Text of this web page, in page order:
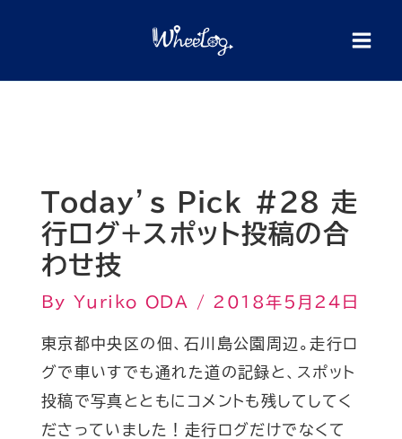
Today’s Pick #28 走
行ログ+スポット投稿の合
わせ技
By Yuriko ODA / 2018年5月24日
東京都中央区の佃、石川島公園周辺。走行ロ
グで車いすでも通れた道の記録と、スポット
投稿で写真とともにコメントも残してしてく
ださっていました！走行ログだけでなくて